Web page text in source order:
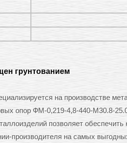
грунтованием
на производстве
опор ФМ-0,219-4,8-440-М30.8-
позволяет обеспечить
производителя на самых